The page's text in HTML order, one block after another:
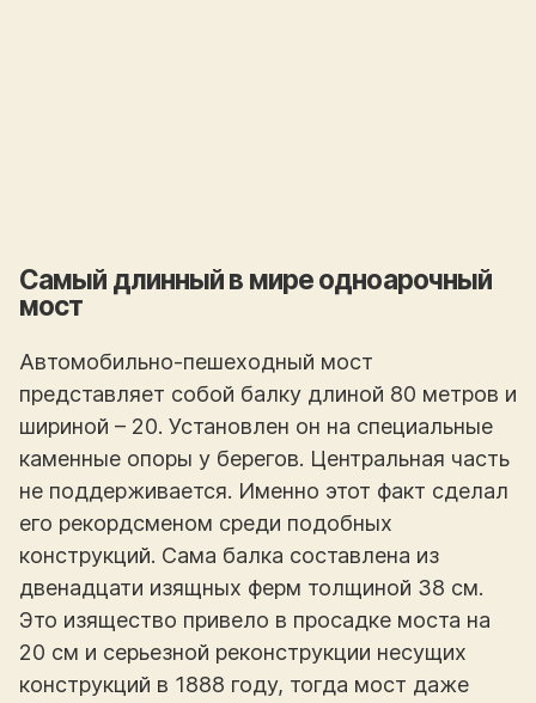
Самый длинный в мире одноарочный
мост
Автомобильно-пешеходный мост
представляет собой балку длиной 80 метров и
шириной – 20. Установлен он на специальные
каменные опоры у берегов. Центральная часть
не поддерживается. Именно этот факт сделал
его рекордсменом среди подобных
конструкций. Сама балка составлена из
двенадцати изящных ферм толщиной 38 см.
Это изящество привело в просадке моста на
20 см и серьезной реконструкции несущих
конструкций в 1888 году, тогда мост даже